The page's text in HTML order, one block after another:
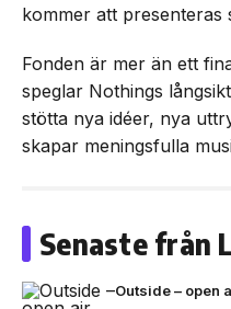
kommer att presenteras
Fonden är mer än ett
speglar Nothings
stötta nya idéer, nya
skapar meningsfulla
Senaste från
Outside – open